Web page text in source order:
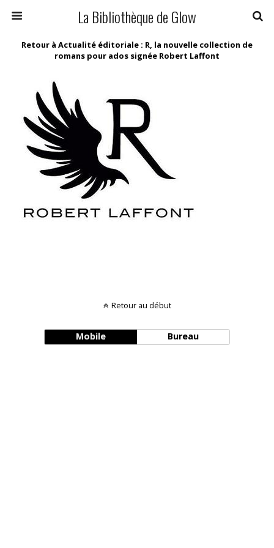
La Bibliothèque de Glow
Retour à Actualité éditoriale : R, la nouvelle collection de
romans pour ados signée Robert Laffont
Retour au début
Mobile Bureau